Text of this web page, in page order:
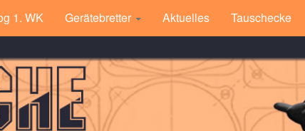
1. WK Gerätebretter Aktuelles Tauschecke